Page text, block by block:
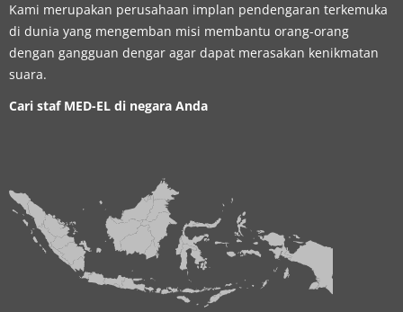
Kami merupakan perusahaan implan pendengaran terkemuka
di dunia yang mengemban misi membantu orang-orang
dengan gangguan dengar agar dapat merasakan kenikmatan
suara.
Cari staf MED-EL di negara Anda